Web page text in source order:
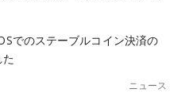
でのステーブルコイン決済の
ニュース